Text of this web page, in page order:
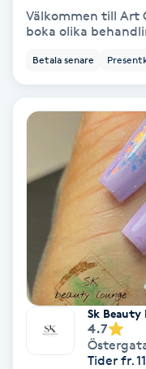
Kroppspeeling
Käkledsbehandling
Laserbehandling
Lashlift Keratin
LED-ljusterapi
Liktornar
LPG
Välkommen till Art
boka olika
Betala senare
Sk Beauty
4.7
Tider fr.